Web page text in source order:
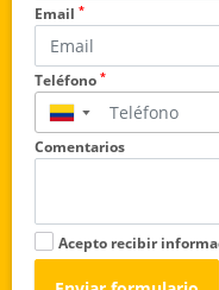
Email *
Teléfono *
▼
Comentarios
Acepto recibir